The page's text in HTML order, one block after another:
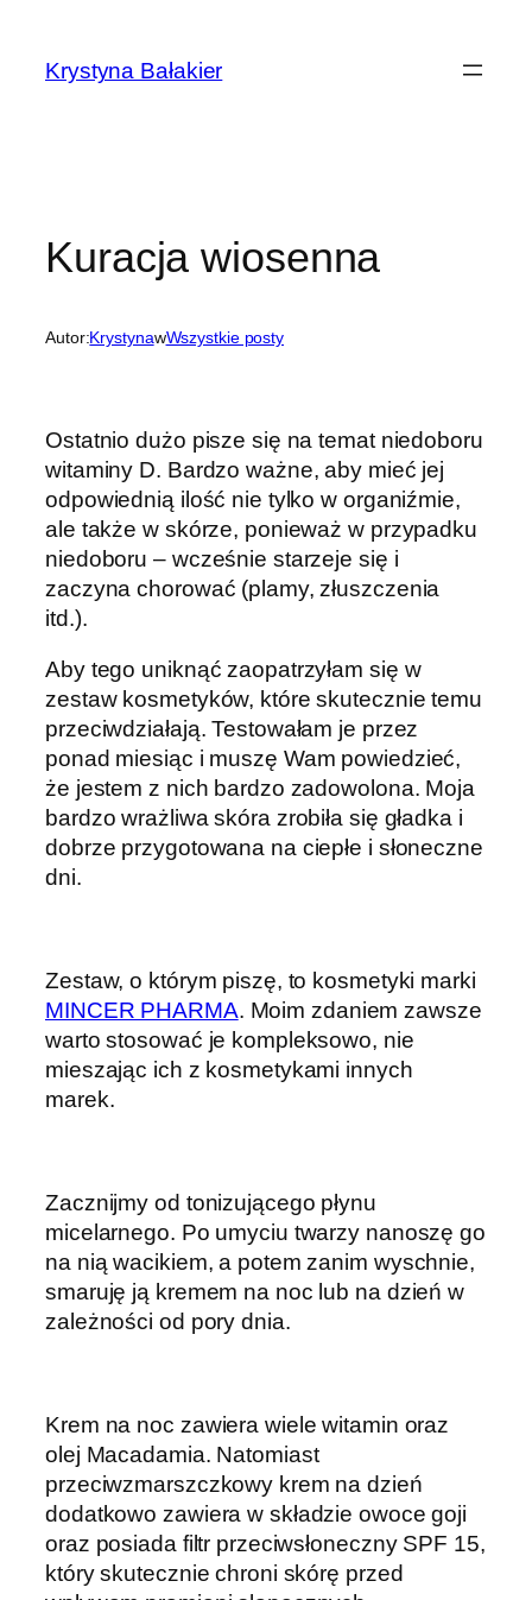
treściKrystyna Bałakier
Kuracja wiosenna
Autor:KrystynawWszystkie posty
Ostatnio dużo pisze się na temat niedoboru
witaminy D. Bardzo ważne, aby mieć jej
odpowiednią ilość nie tylko w organiźmie,
ale także w skórze, ponieważ w przypadku
niedoboru – wcześnie starzeje się i
zaczyna chorować (plamy, złuszczenia
itd.).
Aby tego uniknąć zaopatrzyłam się w
zestaw kosmetyków, które skutecznie temu
przeciwdziałają. Testowałam je przez
ponad miesiąc i muszę Wam powiedzieć,
że jestem z nich bardzo zadowolona. Moja
bardzo wrażliwa skóra zrobiła się gładka i
dobrze przygotowana na ciepłe i słoneczne
dni.
Zestaw, o którym piszę, to kosmetyki marki
MINCER PHARMA. Moim zdaniem zawsze
warto stosować je kompleksowo, nie
mieszając ich z kosmetykami innych
marek.
Zacznijmy od tonizującego płynu
micelarnego. Po umyciu twarzy nanoszę go
na nią wacikiem, a potem zanim wyschnie,
smaruję ją kremem na noc lub na dzień w
zależności od pory dnia.
Krem na noc zawiera wiele witamin oraz
olej Macadamia. Natomiast
przeciwzmarszczkowy krem na dzień
dodatkowo zawiera w składzie owoce goji
oraz posiada filtr przeciwsłoneczny SPF 15,
który skutecznie chroni skórę przed